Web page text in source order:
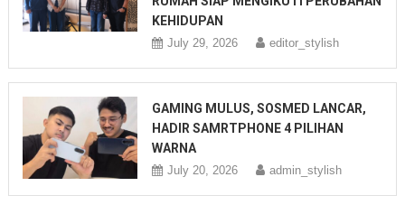
KEHIDUPAN
July 29, 2026 editor_stylish
GAMING MULUS, SOSMED LANCAR,
HADIR SAMRTPHONE 4 PILIHAN
WARNA
July 20, 2026 admin_stylish